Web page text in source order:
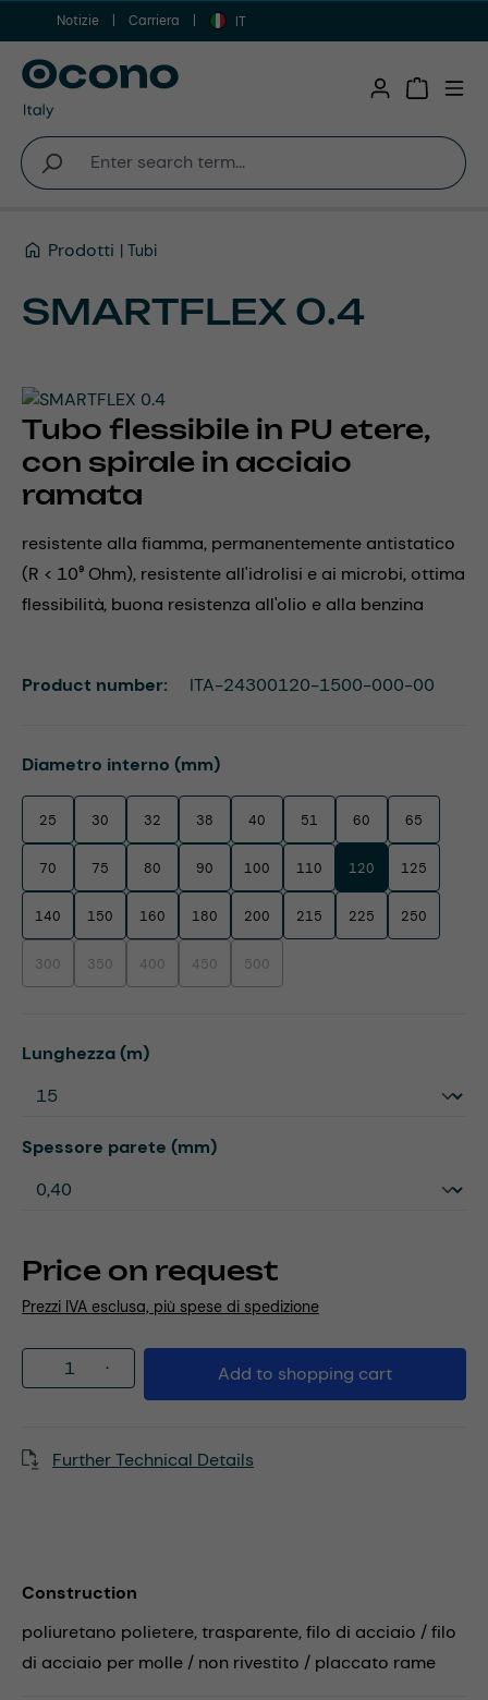
Vai al contenuto principale
Notizie Carriera IT
Prodotti Tubi
SMARTFLEX 0.4
Tubo flessibile in PU etere,
con spirale in acciaio
ramata
resistente alla fiamma, permanentemente antistatico
(R < 10⁹ Ohm), resistente all'idrolisi e ai microbi, ottima
flessibilità, buona resistenza all'olio e alla benzina
Price on request
Prezzi IVA esclusa, più spese di spedizione
Select
Diametro interno (mm)
25 30 32 38 40 51 60 65
70 75 80 90 100 110 120 125
140 150 160 180 200 215 225 250
300(This option is currently unavailable.)
350(This option is currently unavailable.)
400(This option is currently unavailable.)
450(This option is currently unavailable.)
500(This option is currently unavailable.)
Select
Lunghezza (m)
Select
Spessore parete (mm)
Product Quantity: Enter the desired
Add to shopping cart
Product number: ITA-24300120-1500-000-00
Further Technical Details
Construction
poliuretano polietere, trasparente, filo di acciaio / filo
di acciaio per molle / non rivestito / placcato rame